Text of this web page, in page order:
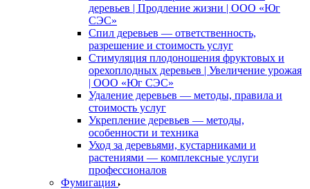
деревьев | Продление жизни | ООО «Юг
СЭС»
Спил деревьев — ответственность,
разрешение и стоимость услуг
Стимуляция плодоношения фруктовых и
орехоплодных деревьев | Увеличение урожая
| ООО «Юг СЭС»
Удаление деревьев — методы, правила и
стоимость услуг
Укрепление деревьев — методы,
особенности и техника
Уход за деревьями, кустарниками и
растениями — комплексные услуги
профессионалов
Фумигация